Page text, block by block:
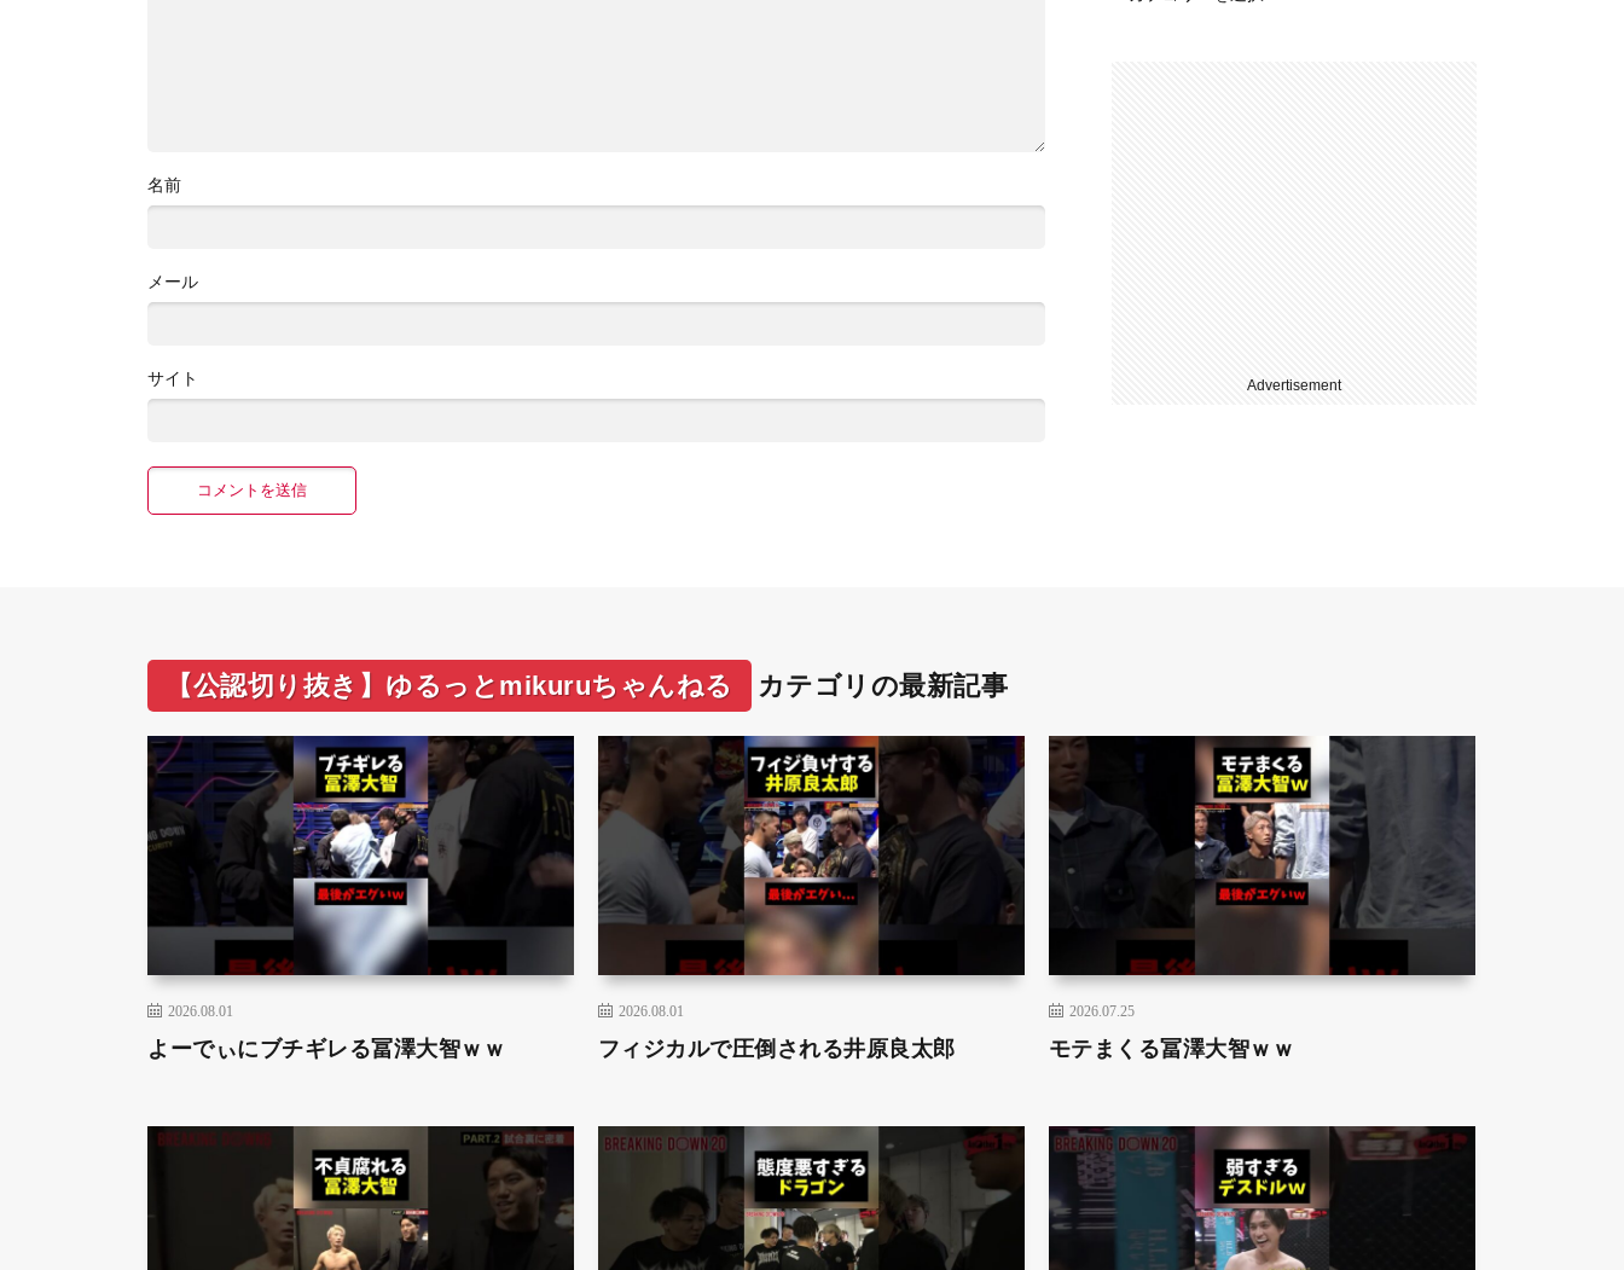
名前
メール
サイト Advertisement
【公認切り抜き】ゆるっとmikuruちゃんねる カテゴリの最新記事
2026.08.01
よーでぃにブチギレる冨澤大智ｗｗ
2026.08.01
フィジカルで圧倒される井原良太郎
2026.07.25
モテまくる冨澤大智ｗｗ